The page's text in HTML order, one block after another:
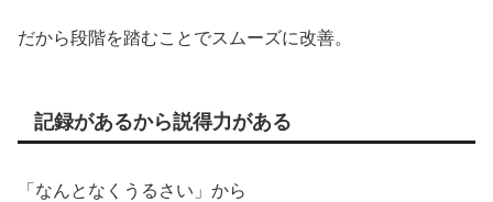
だから段階を踏むことでスムーズに改善。
記録があるから説得力がある
「なんとなくうるさい」から